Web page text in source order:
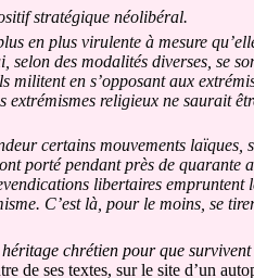
stratégique néolibéral.
en plus virulente à mesure
des modalités diverses, se
militent en s’opposant aux
extrémismes religieux ne saurait
certains mouvements
porté pendant près de
libertaires
C’est là, pour le moins, se
chrétien pour que
de ses textes, sur le site d’un